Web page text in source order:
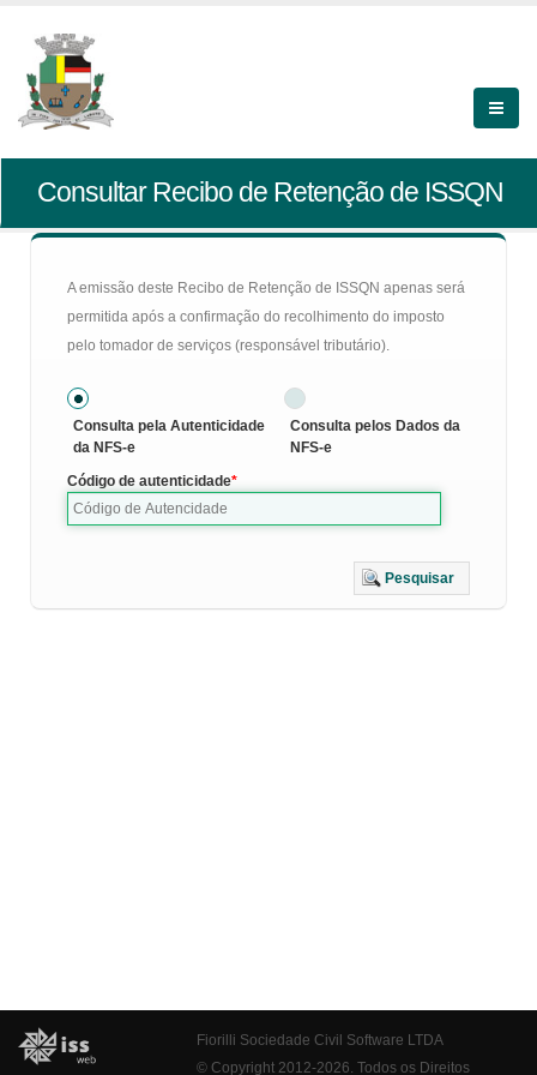
Consultar Recibo de Retenção de ISSQN
A emissão deste Recibo de Retenção de ISSQN apenas será
permitida após a confirmação do recolhimento do imposto
pelo tomador de serviços (responsável tributário).
Consulta pela Autenticidade
da NFS-e
Consulta pelos Dados da
NFS-e
Código de autenticidade
Pesquisar
Fiorilli Sociedade Civil Software LTDA
© Copyright 2012-2026. Todos os Direitos